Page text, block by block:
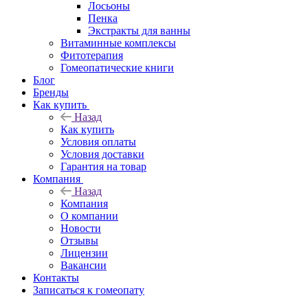
Лосьоны
Пенка
Экстракты для ванны
Витаминные комплексы
Фитотерапия
Гомеопатические книги
Блог
Бренды
Как купить
Назад
Как купить
Условия оплаты
Условия доставки
Гарантия на товар
Компания
Назад
Компания
О компании
Новости
Отзывы
Лицензии
Вакансии
Контакты
Записаться к гомеопату